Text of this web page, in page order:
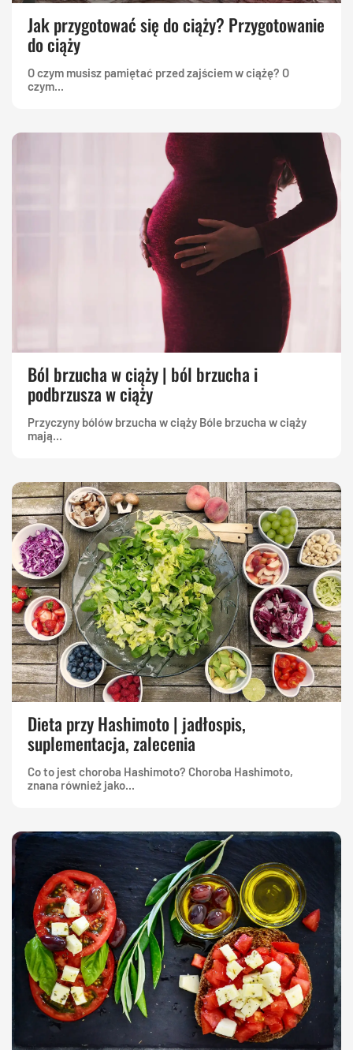
Jak przygotować się do ciąży? Przygotowanie
do ciąży
O czym musisz pamiętać przed zajściem w ciążę? O
czym...
Ból brzucha w ciąży | ból brzucha i
podbrzusza w ciąży
Przyczyny bólów brzucha w ciąży Bóle brzucha w ciąży
mają...
Dieta przy Hashimoto | jadłospis,
suplementacja, zalecenia
Co to jest choroba Hashimoto? Choroba Hashimoto,
znana również jako...